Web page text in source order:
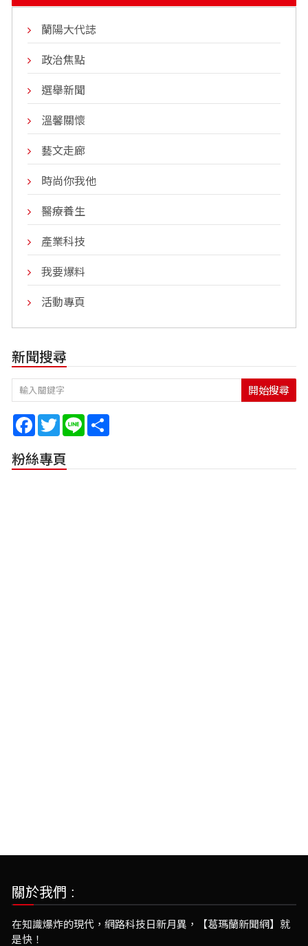
蘭陽大代誌
政治焦點
選舉新聞
溫馨關懷
藝文走廊
時尚你我他
醫療養生
產業科技
我要爆料
活動專頁
新聞搜尋
開始搜尋
Facebook
TwitterLine
粉絲專頁
關於我們 :
在知識爆炸的現代，網路科技日新月異，【葛瑪蘭新聞網】就
是快！